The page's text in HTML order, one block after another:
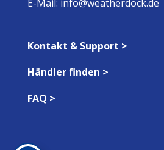
E-Mail: info@weatherdock.de
Kontakt & Support >
Händler finden >
FAQ >